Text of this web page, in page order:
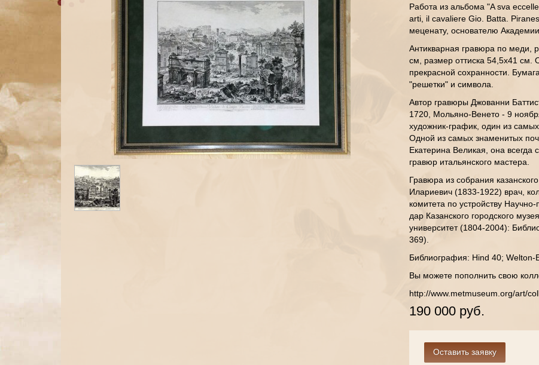
Работа из альбома "A sva
arti, il cavaliere Gio. Batta.
меценату, основателю
Антикварная гравюра по меди,
см, размер оттиска 54,5х41 см.
прекрасной сохранности.
"решетки" и символа.
Автор гравюры Джованни
1720, Мольяно-Венето - 9
художник-график, один из
Одной из самых знаменитых
Екатерина Великая, она
гравюр итальянского мастера.
Гравюра из собрания
Илариевич (1833-1922) врач,
комитета по устройству
дар Казанского городского
университет (1804-2004):
369).
Библиография: Hind 40; Welton-
Вы можете пополнить свою
http://www.metmuseum.org/art/
190 000 руб.